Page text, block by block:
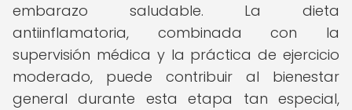
embarazo saludable. La dieta
antiinflamatoria, combinada con la
supervisión médica y la práctica de ejercicio
moderado, puede contribuir al bienestar
general durante esta etapa tan especial,